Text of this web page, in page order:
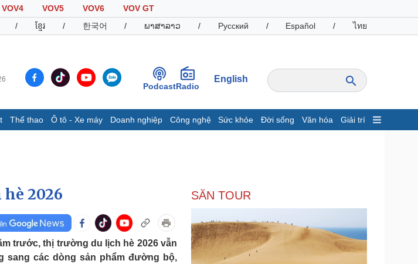
VOV4 VOV5 VOV6
VOV GT
/ ខ្មែរ / 한국어 / ພາສາລາວ / Русский / Español / ไทย
PodcastRadio
English
Thể thao Ô tô - Xe máy Doanh nghiệp Công nghệ Sức khỏe Đời sống Văn hóa Giải trí
Infographic
Giá cà phê
Ô tô - Xe máy
Ô tô
Doanh nghiệp
Thông tin doanh nghiệp
Công nghệ
2026
trước, thị trường du lịch hè 2026 vẫn
sang các dòng sản phẩm đường bộ,
SĂN TOUR